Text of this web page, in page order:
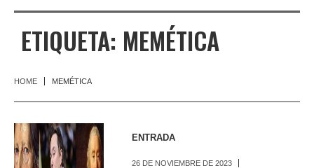
ETIQUETA: MEMÉTICA
HOME MEMÉTICA
ENTRADA
26 DE NOVIEMBRE DE 2023